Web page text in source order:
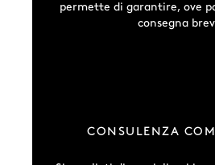
permette di garantire, ove
consegna
CONSULENZA